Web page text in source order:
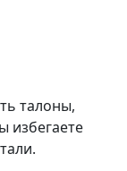
талоны,
избегаете